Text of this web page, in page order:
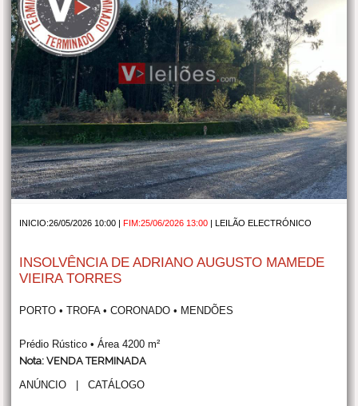
INICIO:26/05/2026 10:00 | FIM:25/06/2026 13:00 LEILÃO ELECTRÓNICO
INSOLVÊNCIA DE ADRIANO AUGUSTO MAMEDE
VIEIRA TORRES
PORTO • TROFA • CORONADO • MENDÕES
Prédio Rústico • Área 4200 m²
Nota: VENDA TERMINADA
ANÚNCIO |CATÁLOGO